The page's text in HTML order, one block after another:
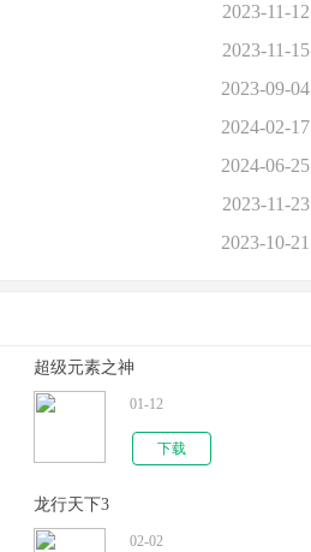
2023-11-12
2023-11-15
2023-09-04
2024-02-17
2024-06-25
2023-11-23
2023-10-21
超级元素之神
01-12
下载
龙行天下3
02-02